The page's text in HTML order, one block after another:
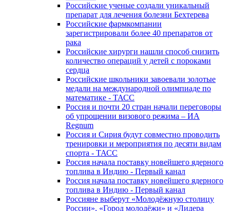
Российские ученые создали уникальный
препарат для лечения болезни Бехтерева
Российские фармкомпании
зарегистрировали более 40 препаратов от
рака
Российские хирурги нашли способ снизить
количество операций у детей с пороками
сердца
Российские школьники завоевали золотые
медали на международной олимпиаде по
математике - ТАСС
Россия и почти 20 стран начали переговоры
об упрощении визового режима – ИА
Regnum
Россия и Сирия будут совместно проводить
тренировки и мероприятия по десяти видам
спорта - ТАСС
Россия начала поставку новейшего ядерного
топлива в Индию - Первый канал
Россия начала поставку новейшего ядерного
топлива в Индию - Первый канал
Россияне выберут «Молодёжную столицу
России», «Город молодёжи» и «Лидера